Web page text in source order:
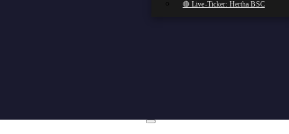
🔴 Live-Ticker: Hertha BSC